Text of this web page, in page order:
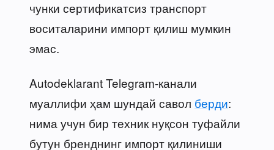
чунки сертификатсиз транспорт
воситаларини импорт қилиш мумкин
эмас.
Autodeklarant Telegram-канали
муаллифи ҳам шундай савол берди:
нима учун бир техник нуқсон туфайли
бутун бренднинг импорт қилиниши